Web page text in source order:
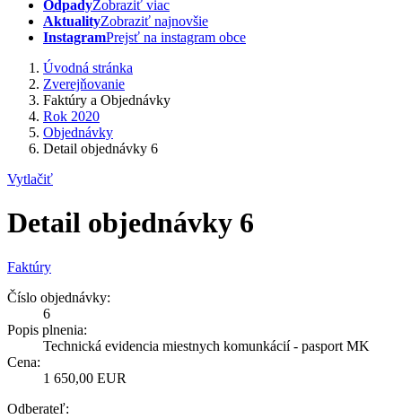
OdpadyZobraziť viac
AktualityZobraziť najnovšie
InstagramPrejsť na instagram obce
Úvodná stránka
Zverejňovanie
Faktúry a Objednávky
Rok 2020
Objednávky
Detail objednávky 6
Vytlačiť
Detail objednávky 6
Faktúry
Číslo objednávky:
6
Popis plnenia:
Technická evidencia miestnych komunkácií - pasport MK
Cena:
1 650,00 EUR
Odberateľ: